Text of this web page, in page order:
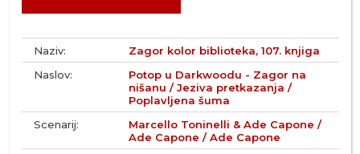
Naziv:
Zagor kolor biblioteka, 107. knjiga
Naslov:
Potop u Darkwoodu - Zagor na
nišanu / Jeziva pretkazanja /
Poplavljena šuma
Scenarij:
Marcello Toninelli & Ade Capone /
Ade Capone / Ade Capone